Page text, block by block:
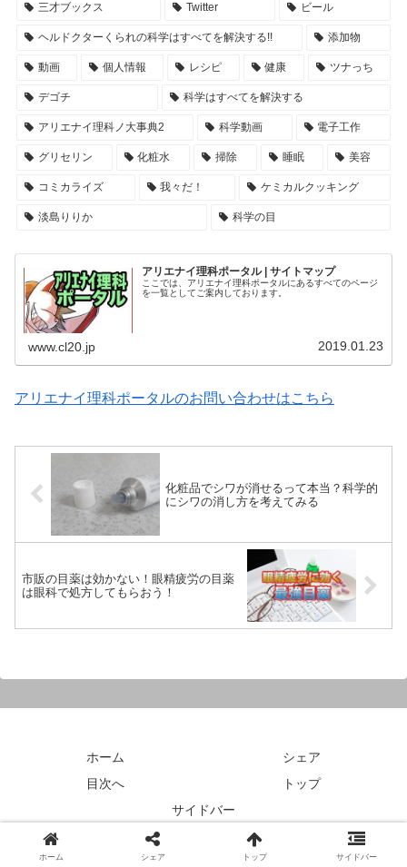
三才ブックス Twitter ビール
ヘルドクターくられの科学はすべてを解決する!! 添加物
動画 個人情報 レシピ 健康 ツナっち
デゴチ 科学はすべてを解決する
アリエナイ理科ノ大事典2 科学動画 電子工作
グリセリン 化粧水 掃除 睡眠 美容
コミカライズ 我々だ！ ケミカルクッキング
淡島りりか 科学の目
アリエナイ理科ポータル | サイトマップ
ここでは、アリエナイ理科ポータルにあるすべてのページ
を一覧としてご案内しております。
www.cl20.jp 2019.01.23
アリエナイ理科ポータルのお問い合わせはこちら
化粧品でシワが消せるって本当？科学的
にシワの消し方を考えてみる
市販の目薬は効かない！眼精疲労の目薬
は眼科で処方してもらおう！
ホーム
シェア
目次へ
トップ
サイドバー
© 2018 アリエナイ理科ポータル.
ホーム シェア トップ サイドバー